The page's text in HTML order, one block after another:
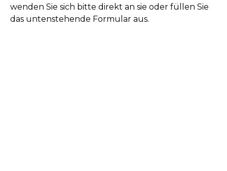
Kontaktieren Sie uns
wenden Sie sich bitte direkt an sie oder füllen Sie
das untenstehende Formular aus.